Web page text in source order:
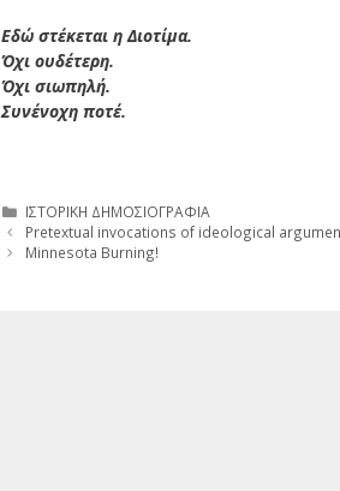
Εδώ στέκεται η Διοτίμα.
Όχι ουδέτερη.
Όχι σιωπηλή.
Συνένοχη ποτέ.
Κατηγορίες
ΙΣΤΟΡΙΚΗ ΔΗΜΟΣΙΟΓΡΑΦΙΑ
Pretextual invocations of ideological
Minnesota Burning!